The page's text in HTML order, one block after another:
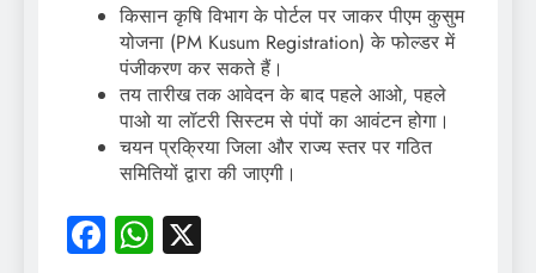
किसान कृषि विभाग के पोर्टल पर जाकर पीएम कुसुम
योजना (PM Kusum Registration) के फोल्डर में
पंजीकरण कर सकते हैं।
तय तारीख तक आवेदन के बाद पहले आओ, पहले
पाओ या लॉटरी सिस्टम से पंपों का आवंटन होगा।
चयन प्रक्रिया जिला और राज्य स्तर पर गठित
समितियों द्वारा की जाएगी।
Facebook
WhatsApp